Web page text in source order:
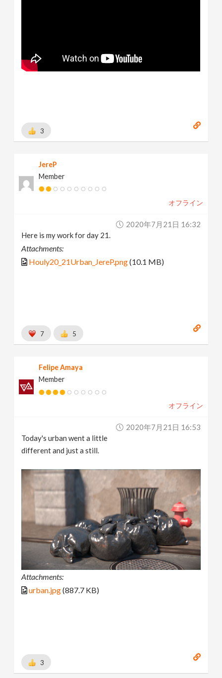
3
JereP
Member
オフライン
2020年7月21日 16:32
Here is my work for day 21.
Attachments:
Houly20_21Urban_JereP.png(10.1 MB)
7 5
Felipe Amaya
Member
オフライン
2020年7月21日 16:53
Today's urban went a little
different and just a still.
Attachments:
urban.jpg(887.7 KB)
3